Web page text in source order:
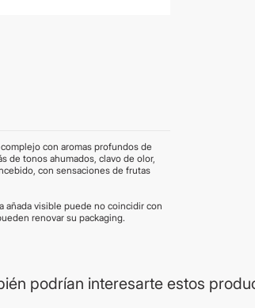
con aromas profundos de
de tonos ahumados, clavo de olor,
con sensaciones de frutas
añada visible puede no coincidir con
renovar su packaging.
podrían interesarte estos